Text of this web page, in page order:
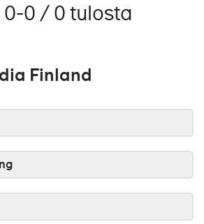
0 / 0 tulosta
Finland